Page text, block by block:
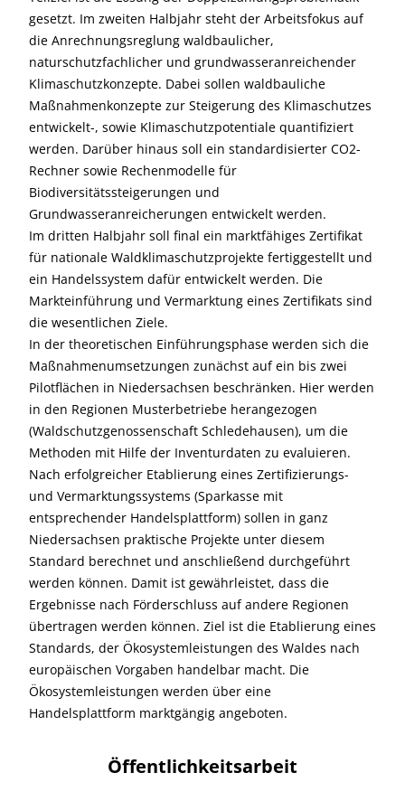
gesetzt. Im zweiten Halbjahr steht der Arbeitsfokus auf
die Anrechnungsreglung waldbaulicher,
naturschutzfachlicher und grundwasseranreichender
Klimaschutzkonzepte. Dabei sollen waldbauliche
Maßnahmenkonzepte zur Steigerung des Klimaschutzes
entwickelt-, sowie Klimaschutzpotentiale quantifiziert
werden. Darüber hinaus soll ein standardisierter CO2-
Rechner sowie Rechenmodelle für
Biodiversitätssteigerungen und
Grundwasseranreicherungen entwickelt werden.
Im dritten Halbjahr soll final ein marktfähiges Zertifikat
für nationale Waldklimaschutzprojekte fertiggestellt und
ein Handelssystem dafür entwickelt werden. Die
Markteinführung und Vermarktung eines Zertifikats sind
die wesentlichen Ziele.
In der theoretischen Einführungsphase werden sich die
Maßnahmenumsetzungen zunächst auf ein bis zwei
Pilotflächen in Niedersachsen beschränken. Hier werden
in den Regionen Musterbetriebe herangezogen
(Waldschutzgenossenschaft Schledehausen), um die
Methoden mit Hilfe der Inventurdaten zu evaluieren.
Nach erfolgreicher Etablierung eines Zertifizierungs-
und Vermarktungssystems (Sparkasse mit
entsprechender Handelsplattform) sollen in ganz
Niedersachsen praktische Projekte unter diesem
Standard berechnet und anschließend durchgeführt
werden können. Damit ist gewährleistet, dass die
Ergebnisse nach Förderschluss auf andere Regionen
übertragen werden können. Ziel ist die Etablierung eines
Standards, der Ökosystemleistungen des Waldes nach
europäischen Vorgaben handelbar macht. Die
Ökosystemleistungen werden über eine
Handelsplattform marktgängig angeboten.
Öffentlichkeitsarbeit